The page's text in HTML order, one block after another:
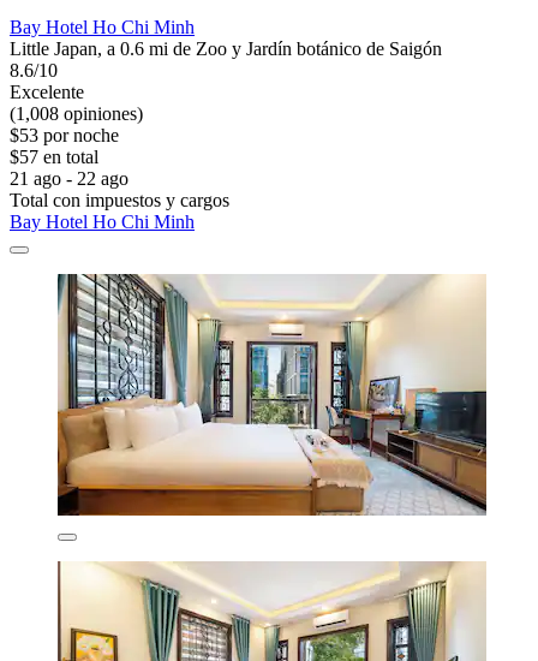
Bay Hotel Ho Chi Minh
Little Japan, a 0.6 mi de Zoo y Jardín botánico de Saigón
8.6/10
Excelente
(1,008 opiniones)
$53 por noche
$57 en total
21 ago - 22 ago
Total con impuestos y cargos
Bay Hotel Ho Chi Minh